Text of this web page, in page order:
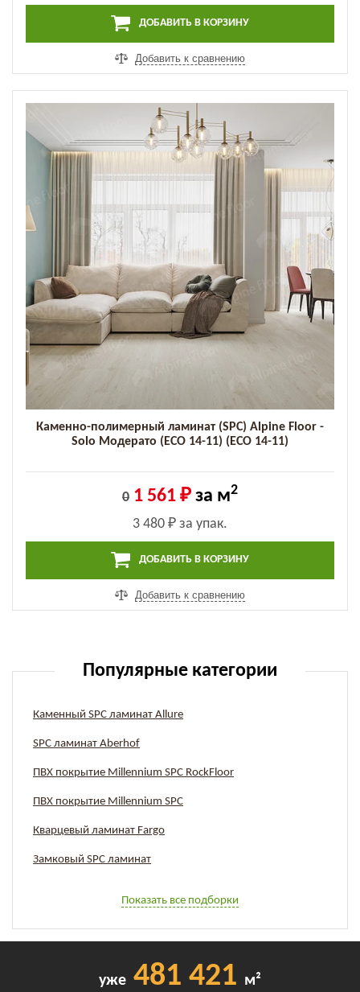
ДОБАВИТЬ В КОРЗИНУ
Добавить к сравнению
Каменно-полимерный ламинат (SPC) Alpine Floor -
Solo Модерато (ECO 14-11) (ECO 14-11)
0 1 561 ₽ за м2
3 480 ₽ за упак.
ДОБАВИТЬ В КОРЗИНУ
Добавить к сравнению
Популярные категории
Каменный SPC ламинат Allure
SPC ламинат Aberhof
ПВХ покрытие Millennium SPC RockFloor
ПВХ покрытие Millennium SPC
Кварцевый ламинат Fargo
Замковый SPC ламинат
Показать все подборки
уже 481 421 м²